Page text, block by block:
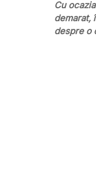
Cu
demarat,
despre o